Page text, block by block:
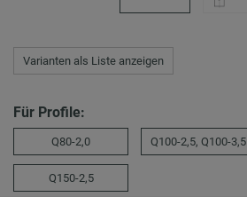
Varianten als Liste anzeigen
Für Profile:
Q80-2,0 Q100-2,5, Q100-3,5
Q150-2,5